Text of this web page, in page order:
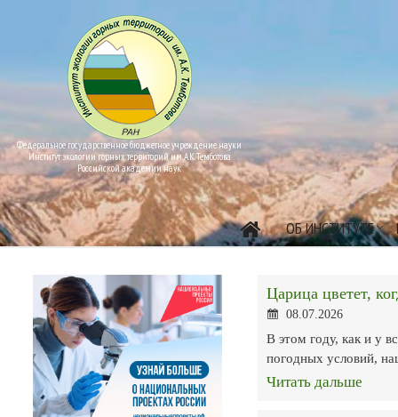
Федеральное государственное бюджетное учреждение науки
Институт экологии горных территорий им. А.К. Темботова
Российской академии наук
ОБ ИНСТИТУТЕ
Царица цветет,
08.07.2026
В этом году, как и у
погодных условий,
Читать дальше